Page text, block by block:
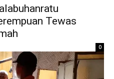
Tewas
0